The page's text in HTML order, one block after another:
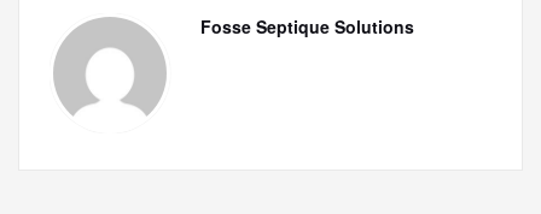
Fosse Septique Solutions